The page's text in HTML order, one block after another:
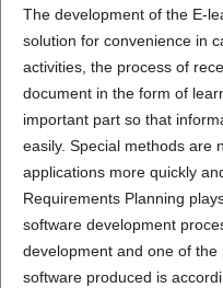
The development of the E-
solution for convenience in
activities, the process of
document in the form of
important part so that
easily. Special methods are
applications more quickly
Requirements Planning
software development
development and one of
software produced is